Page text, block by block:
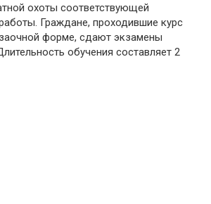
охоты соответствующей
Граждане, проходившие курс
форме, сдают экзамены
обучения составляет 2